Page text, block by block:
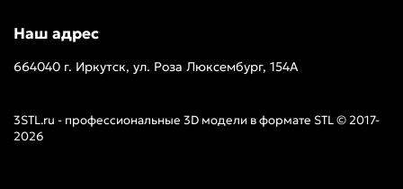
Панели
Пепельницы
Наш адрес
664040 г. Иркутск, ул. Роза Люксембург, 154А
3STL.ru - профессиональные 3D модели в формате STL © 2017-
2026